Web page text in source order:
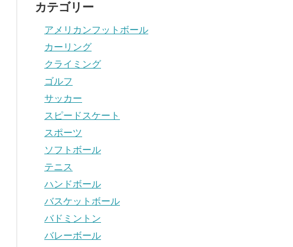
カテゴリー
アメリカンフットボール
カーリング
クライミング
ゴルフ
サッカー
スピードスケート
スポーツ
ソフトボール
テニス
ハンドボール
バスケットボール
バドミントン
バレーボール